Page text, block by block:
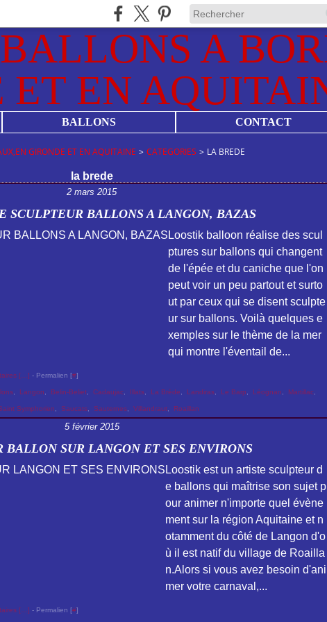
BALLONS CONTACT
GIRONDE ET EN AQUITAINE > CATEGORIES > LA BREDE
la brede
2 mars 2015
SCULPTEUR BALLONS A LANGON, BAZAS
Loostik balloon réalise des scul
ptures sur ballons qui changent
de l'épée et du caniche que l'on
peut voir un peu partout et surto
ut par ceux qui se disent sculpte
ur sur ballons. Voilà quelques e
xemples sur le thème de la mer
qui montre l'éventail de...
[ ] - Permalien [#]
Langon Belin-Beliet Cadaujac Illats La Brède Landiras Le Barp Léognan Martillac
Symphorien Saucats Sauternes Villandraut Roaillan
5 février 2015
BALLON SUR LANGON ET SES ENVIRONS
Loostik est un artiste sculpteur d
e ballons qui maîtrise son sujet p
our animer n'importe quel évène
ment sur la région Aquitaine et n
otamment du côté de Langon d'o
ù il est natif du village de Roailla
n.Alors si vous avez besoin d'ani
mer votre carnaval,...
[ ] - Permalien [#]